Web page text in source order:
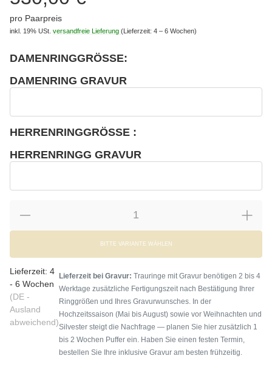
pro Paarpreis
inkl. 19% USt. versandfreie Lieferung (Lieferzeit: 4 – 6 Wochen)
DAMENRINGGRÖSSE:
DAMENRING GRAVUR
HERRENRINGGRÖSSE :
HERRENRINGG GRAVUR
BITTE VARIANTE WÄHLEN
Lieferzeit: 4
- 6 Wochen
(DE -
Ausland
abweichend)
Lieferzeit bei Gravur: Trauringe mit Gravur benötigen 2 bis 4
Werktage zusätzliche Fertigungszeit nach Bestätigung Ihrer
Ringgrößen und Ihres Gravurwunsches. In der
Hochzeitssaison (Mai bis August) sowie vor Weihnachten und
Silvester steigt die Nachfrage — planen Sie hier zusätzlich 1
bis 2 Wochen Puffer ein. Haben Sie einen festen Termin,
bestellen Sie Ihre inklusive Gravur am besten frühzeitig.